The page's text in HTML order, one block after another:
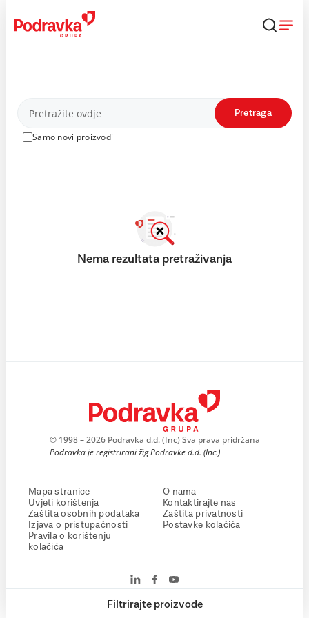
content
Proizvodi
Samo novi proizvodi
Pretraga
Filtrirajte proizvode
Nema rezultata pretraživanja
© 1998 – 2026 Podravka d.d. (Inc) Sva prava pridržana
Podravka je registrirani žig Podravke d.d. (Inc.)
Mapa stranice
Uvjeti korištenja
Zaštita osobnih podataka
Izjava o pristupačnosti
Pravila o korištenju
kolačića
O nama
Kontaktirajte nas
Zaštita privatnosti
Postavke kolačića